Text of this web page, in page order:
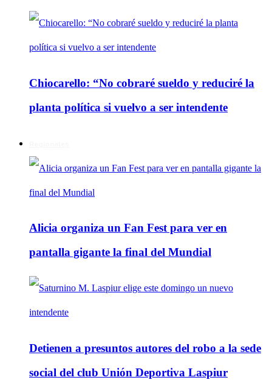
Chiocarello: “No cobraré sueldo y reduciré la
planta política si vuelvo a ser intendente
Alicia organiza un Fan Fest para ver en
pantalla gigante la final del Mundial
Detienen a presuntos autores del robo a la sede
social del club Unión Deportiva Laspiur